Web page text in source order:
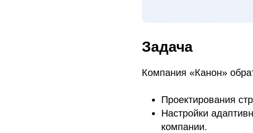
Задача
Компания «Канон»
Проектирования
Настройки
компании.